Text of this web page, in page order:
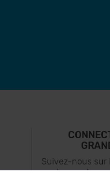
Suivez-nous sur
et soyez le